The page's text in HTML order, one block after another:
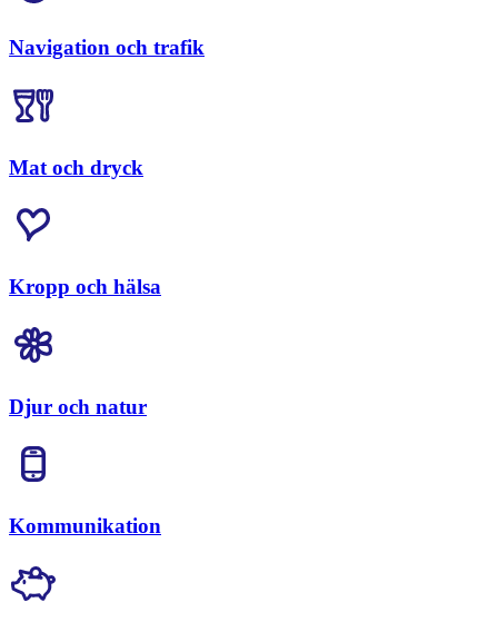
Navigation och trafik
Mat och dryck
Kropp och hälsa
Djur och natur
Kommunikation